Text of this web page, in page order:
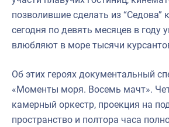
позволившие сделать из “Седова”
сегодня по девять месяцев в году
влюбляют в море тысячи
Об этих героях документальный
«Моменты моря. Восемь мачт».
камерный оркестр, проекция на
пространство и полтора часа